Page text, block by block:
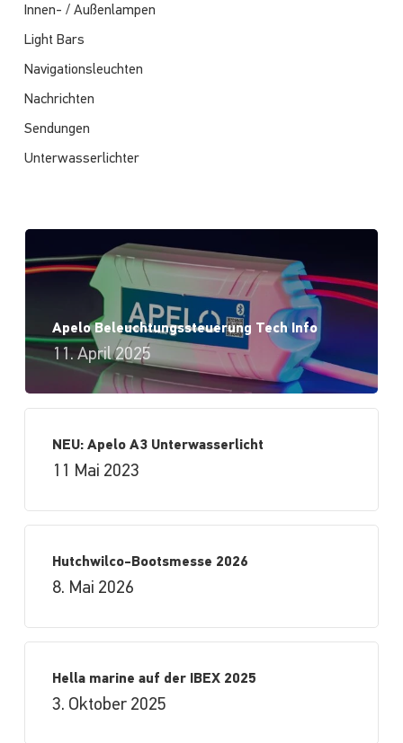
Innen- / Außenlampen
Light Bars
Navigationsleuchten
Nachrichten
Sendungen
Unterwasserlichter
Apelo Beleuchtungssteuerung Tech Info
11. April 2025
NEU: Apelo A3 Unterwasserlicht
11 Mai 2023
Hutchwilco-Bootsmesse 2026
8. Mai 2026
Hella marine auf der IBEX 2025
3. Oktober 2025